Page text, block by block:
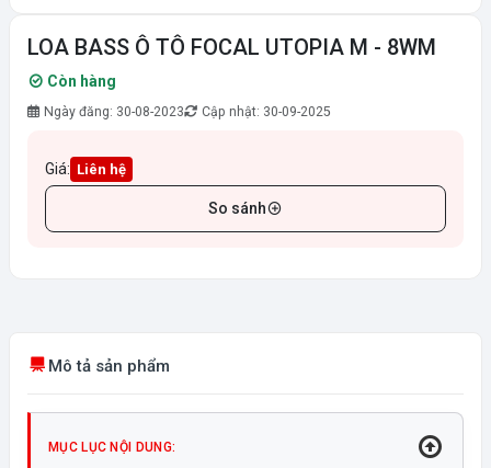
LOA BASS Ô TÔ FOCAL UTOPIA M - 8WM
Còn hàng
Ngày đăng: 30-08-2023 Cập nhật: 30-09-2025
Giá: Liên hệ
So sánh
Mô tả sản phẩm
MỤC LỤC NỘI DUNG: